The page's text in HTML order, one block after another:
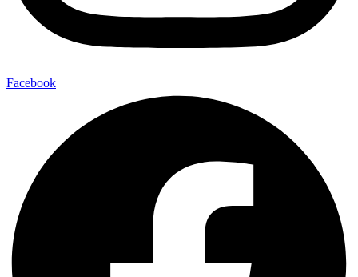
Facebook